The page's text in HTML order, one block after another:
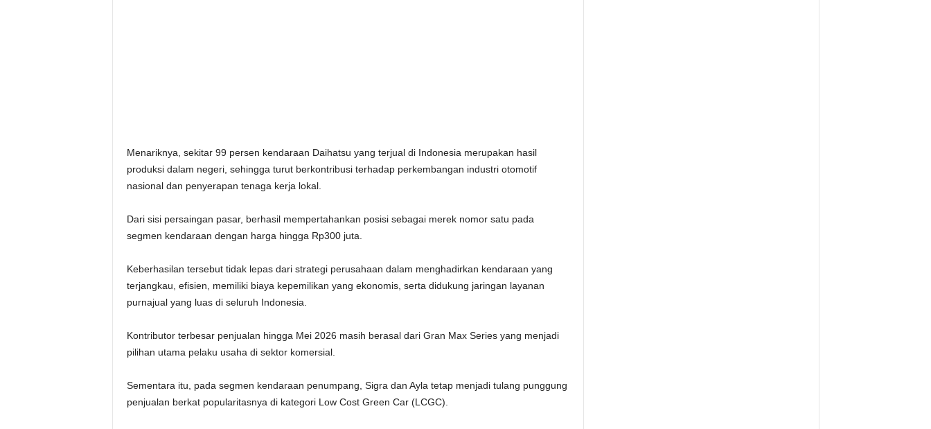
Menariknya, sekitar 99 persen kendaraan Daihatsu yang terjual di Indonesia merupakan hasil
produksi dalam negeri, sehingga turut berkontribusi terhadap perkembangan industri otomotif
nasional dan penyerapan tenaga kerja lokal.
Dari sisi persaingan pasar, berhasil mempertahankan posisi sebagai merek nomor satu pada
segmen kendaraan dengan harga hingga Rp300 juta.
Keberhasilan tersebut tidak lepas dari strategi perusahaan dalam menghadirkan kendaraan yang
terjangkau, efisien, memiliki biaya kepemilikan yang ekonomis, serta didukung jaringan layanan
purnajual yang luas di seluruh Indonesia.
Kontributor terbesar penjualan hingga Mei 2026 masih berasal dari Gran Max Series yang menjadi
pilihan utama pelaku usaha di sektor komersial.
Sementara itu, pada segmen kendaraan penumpang, Sigra dan Ayla tetap menjadi tulang punggung
penjualan berkat popularitasnya di kategori Low Cost Green Car (LCGC).